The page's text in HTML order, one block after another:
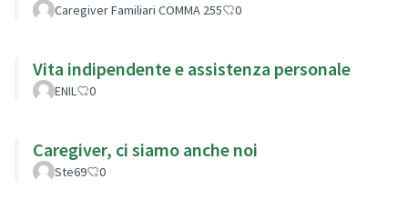
Caregiver Familiari COMMA 255 0
Vita indipendente e assistenza personale
ENIL 0
Caregiver, ci siamo anche noi
Ste69 0